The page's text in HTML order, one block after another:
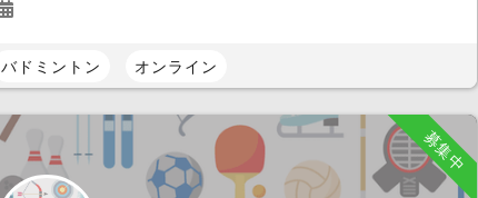
バドミントン オンライン
募集中